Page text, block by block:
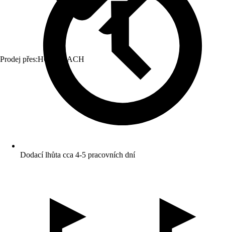
Prodej přes:HORNBACH
Dodací lhůta cca 4-5 pracovních dní